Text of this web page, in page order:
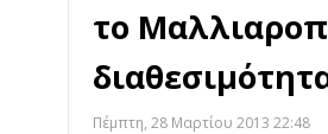
το
Πέμπτη, 28 Μαρτίου 2013 22:48